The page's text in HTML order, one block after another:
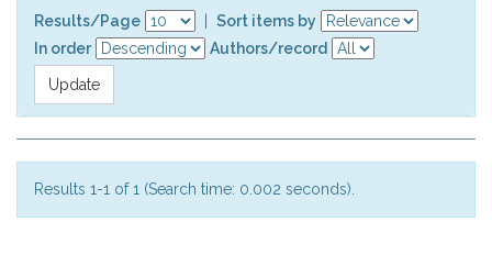
Results/Page
Sort items by
In order
Authors/record
Results 1-1 of 1 (Search time: 0.002 seconds).